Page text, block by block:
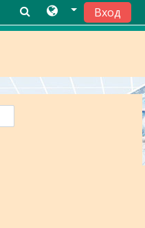
Вход